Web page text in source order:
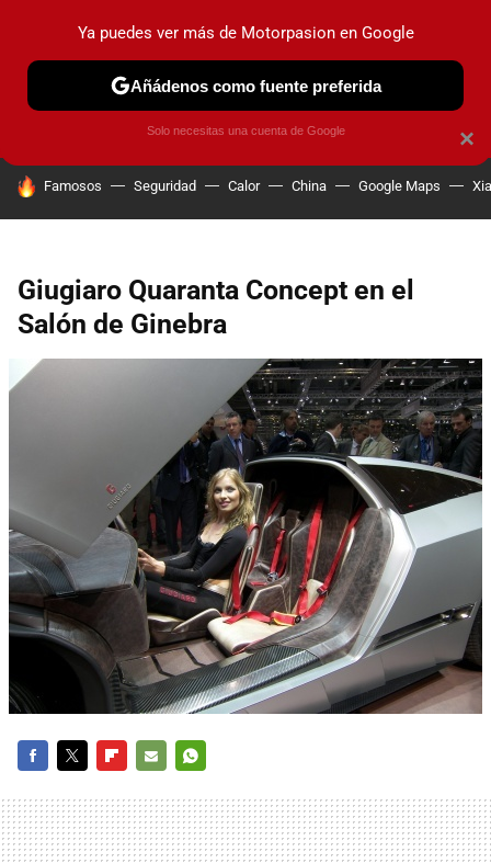
PRUEBAS COCHES ELÉCTRICOS OBSERVATORIO
HOY SE HABLA DE
Famosos Seguridad Calor China Google Maps
Giugiaro Quaranta Concept en el
Salón de Ginebra
MAIL
×
Ya puedes ver más de Motorpasion en Google
Añádenos como fuente preferida
Solo necesitas una cuenta de Google